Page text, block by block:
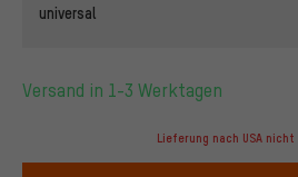
universal
Versand in 1-3 Werktagen
Lieferung nach USA